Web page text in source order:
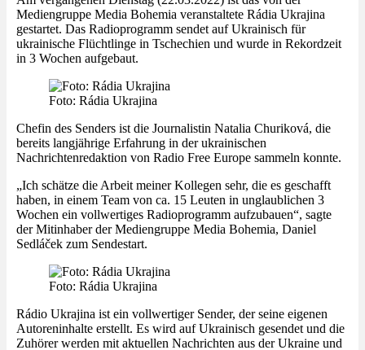
Mediengruppe Media Bohemia veranstaltete Rádia Ukrajina
gestartet. Das Radioprogramm sendet auf Ukrainisch für
ukrainische Flüchtlinge in Tschechien und wurde in Rekordzeit
in 3 Wochen aufgebaut.
Foto: Rádia Ukrajina
Chefin des Senders ist die Journalistin Natalia Churiková, die
bereits langjährige Erfahrung in der ukrainischen
Nachrichtenredaktion von Radio Free Europe sammeln konnte.
„Ich schätze die Arbeit meiner Kollegen sehr, die es geschafft
haben, in einem Team von ca. 15 Leuten in unglaublichen 3
Wochen ein vollwertiges Radioprogramm aufzubauen“, sagte
der Mitinhaber der Mediengruppe Media Bohemia, Daniel
Sedláček zum Sendestart.
Foto: Rádia Ukrajina
Rádio Ukrajina ist ein vollwertiger Sender, der seine eigenen
Autoreninhalte erstellt. Es wird auf Ukrainisch gesendet und die
Zuhörer werden mit aktuellen Nachrichten aus der Ukraine und